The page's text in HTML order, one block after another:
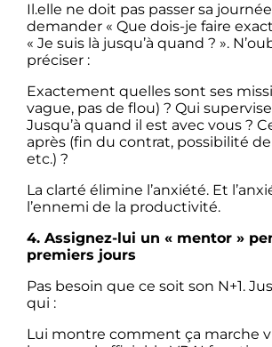
Il.elle ne doit pas passer sa
demander « Que dois-je faire
« Je suis là jusqu’à quand ? ».
préciser :
Exactement quelles sont ses
vague, pas de flou) ? Qui
Jusqu’à quand il est avec vous ?
après (fin du contrat, possibilité
etc.) ?
La clarté élimine l’anxiété. Et
l’ennemi de la productivité.
4. Assignez-lui un « mentor »
premiers jours
Pas besoin que ce soit son N+1.
qui :
Lui montre comment ça marche